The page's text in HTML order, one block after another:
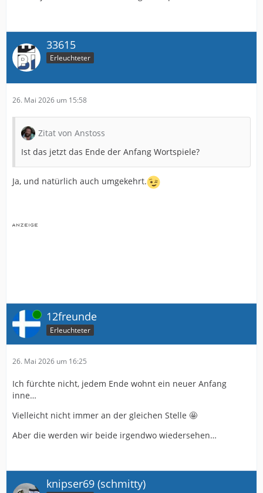
33615
Erleuchteter
26. Mai 2026 um 15:58
Zitat von Anstoss
Ist das jetzt das Ende der Anfang Wortspiele?
Ja, und natürlich auch umgekehrt.
Online 12freunde
Erleuchteter
26. Mai 2026 um 16:25
Ich fürchte nicht, jedem Ende wohnt ein neuer Anfang
inne…
Vielleicht nicht immer an der gleichen Stelle 🤩
Aber die werden wir beide irgendwo wiedersehen…
knipser69 (schmitty)